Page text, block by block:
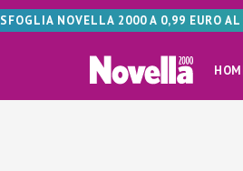
SFOGLIA NOVELLA 2000 A 0,99 EURO AL